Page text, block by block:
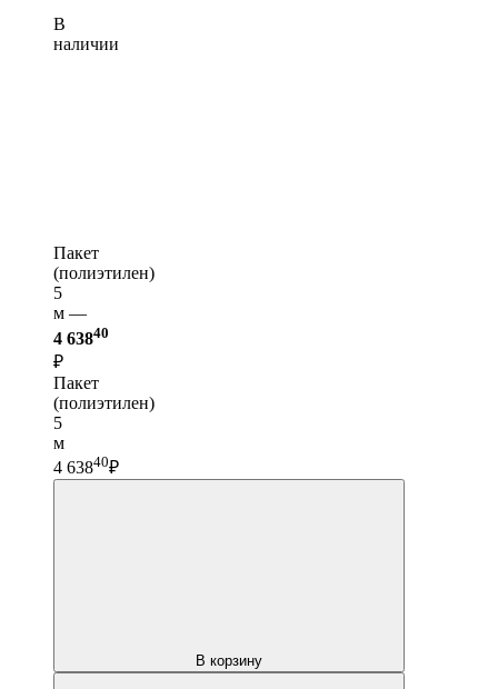
В
наличии
Пакет
(полиэтилен)
5
м —
4 63840
₽
Пакет
(полиэтилен)
5
м
4 63840₽
В корзину